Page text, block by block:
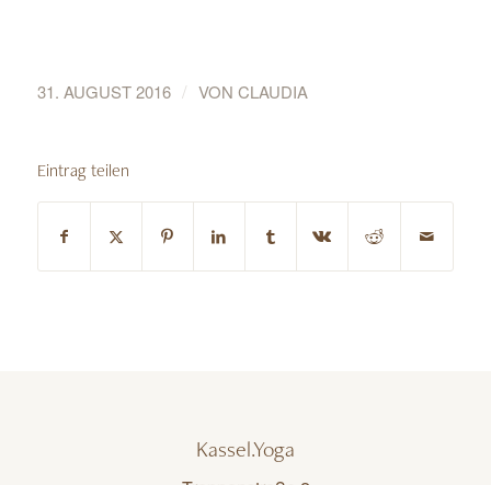
31. AUGUST 2016 / VON CLAUDIA
Eintrag teilen
Kassel.Yoga